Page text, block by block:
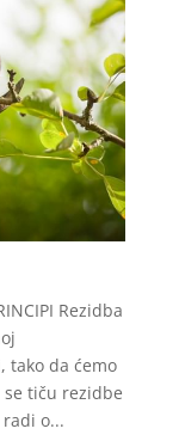
Rezidba
tako da ćemo
tiču rezidbe
o...